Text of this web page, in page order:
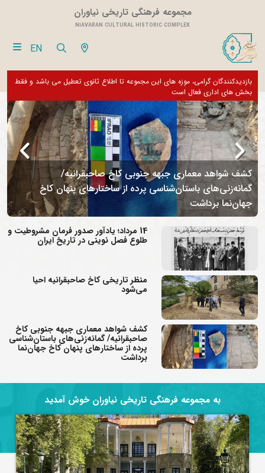
مجموعه فرهنگی تاریخی نیاوران
NIAVARAN CULTURAL HISTORIC COMPLEX
EN
بازدیدکنندگان گرامی، موزه های این مجموعه تا اطلاع ثانوی تعطیل می باشد و فقط
بخش های اداری فعال است
کشف شواهد معماری جبهه جنوبی کاخ صاحبقرانیه/
گمانه‌زنی‌های باستان‌شناسی پرده از ساختارهای پنهان کاخ
جهان‌نما برداشت
14 مرداد؛ یادآور صدور فرمان مشروطیت و
طلوع فصل نوینی در تاریخ ایران
منظر تاریخی کاخ صاحبقرانیه احیا
می‌شود
کشف شواهد معماری جبهه جنوبی کاخ
صاحبقرانیه/ گمانه‌زنی‌های باستان‌شناسی
پرده از ساختارهای پنهان کاخ جهان‌نما
برداشت
به مجموعه فرهنگی تاریخی نیاوران خوش آمدید